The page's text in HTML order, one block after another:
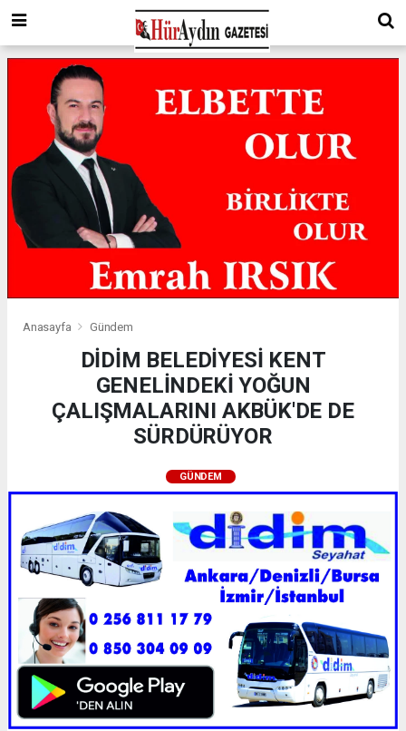
Anasayfa Gündem
DİDİM BELEDİYESİ KENT
GENELİNDEKİ YOĞUN
ÇALIŞMALARINI AKBÜK'DE DE
SÜRDÜRÜYOR
GÜNDEM